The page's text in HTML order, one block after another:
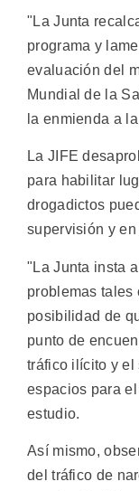
"La Junta
programa y
evaluación del
Mundial de la
la enmienda a
La JIFE
para habilitar
drogadictos
supervisión y
"La Junta insta
problemas tales
posibilidad de
punto de
tráfico ilícito y el
espacios para
estudio.
Así mismo,
del tráfico de